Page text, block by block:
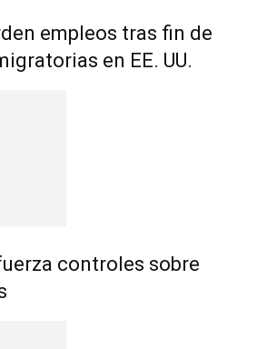
empleos tras fin de
en EE. UU.
controles sobre